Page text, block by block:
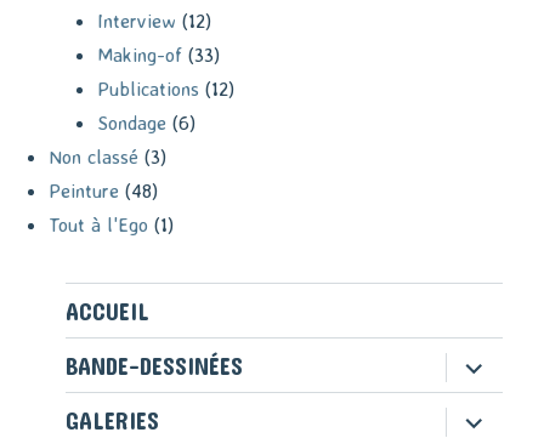
Interview (12)
Making-of (33)
Publications (12)
Sondage (6)
Non classé (3)
Peinture (48)
Tout à l'Ego (1)
ACCUEIL
BANDE-DESSINÉES
ouvrir
le
sous-
menu
GALERIES ouvrir